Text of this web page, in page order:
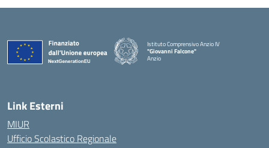
Istituto Comprensivo Anzio IV
"Giovanni Falcone"
Anzio
Link Esterni
MIUR
Ufficio Scolastico Regionale